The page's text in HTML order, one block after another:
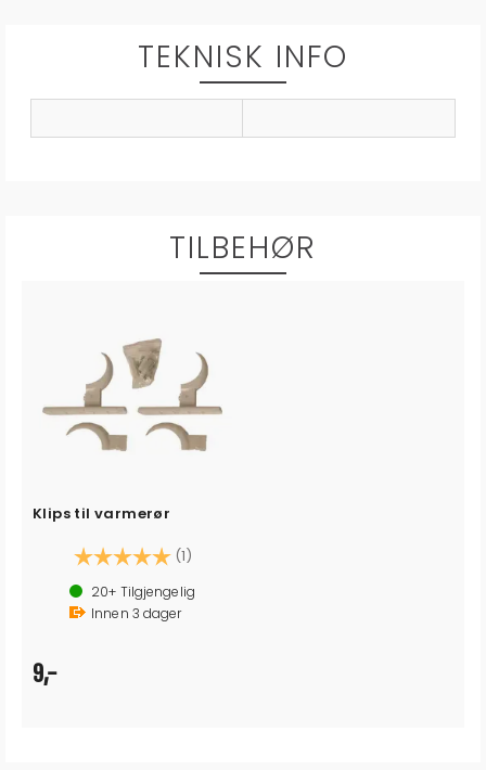
TEKNISK INFO
TILBEHØR
Klips til varmerør
Karakter: (1)
20+ Tilgjengelig
Innen 3 dager
9,-